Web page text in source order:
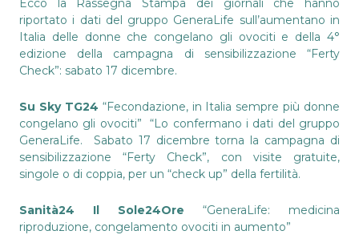
Ecco la Rassegna Stampa dei giornali che hanno
riportato i dati del gruppo GeneraLife sull’aumentano in
Italia delle donne che congelano gli ovociti e della 4°
edizione della campagna di sensibilizzazione “Ferty
Check”: sabato 17 dicembre.
Su Sky TG24 “Fecondazione, in Italia sempre più donne
congelano gli ovociti” “Lo confermano i dati del gruppo
GeneraLife. Sabato 17 dicembre torna la campagna di
sensibilizzazione “Ferty Check”, con visite gratuite,
singole o di coppia, per un “check up” della fertilità.
Sanità24 Il Sole24Ore “GeneraLife: medicina
riproduzione, congelamento ovociti in aumento”